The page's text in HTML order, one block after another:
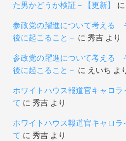
た男かどうか検証－【更新】
に
参政党の躍進について考える
後に起こること－ に 秀吉より
参政党の躍進について考える
後に起こること－ に えいち よ
ホワイトハウス報道官キャロ
て に 秀吉より
ホワイトハウス報道官キャロ
て に 秀吉より